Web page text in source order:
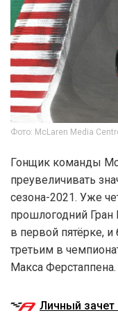
Фото: McLaren Media
Гонщик команды
преувеличивать
сезона-2021. Уже
прошлогодний Гран
в первой пятёрке, и
третьим в
Макса Ферстаппена.
Личный зачет